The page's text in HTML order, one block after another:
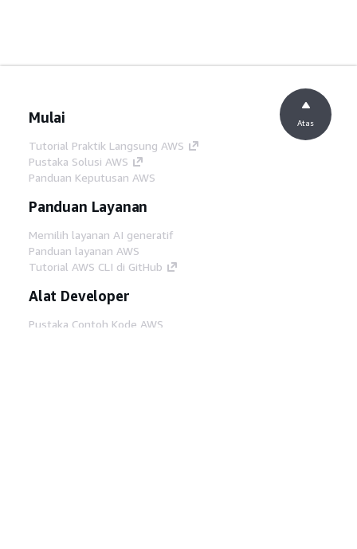
Mulai
Tutorial Praktik Langsung AWS
Pustaka Solusi AWS
Panduan Keputusan AWS
Panduan Layanan
Memilih layanan AI generatif
Panduan layanan AWS
Tutorial AWS CLI di GitHub
Alat Developer
Pustaka Contoh Kode AWS
Atas